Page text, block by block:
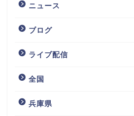
ニュース
ブログ
ライブ配信
全国
兵庫県